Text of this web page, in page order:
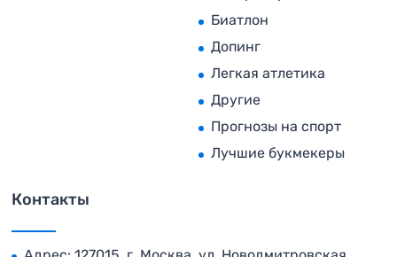
Биатлон
Допинг
Легкая атлетика
Другие
Прогнозы на спорт
Лучшие букмекеры
Контакты